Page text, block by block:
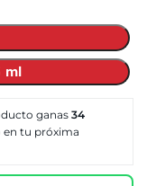
ml
ganas 34
en tu próxima